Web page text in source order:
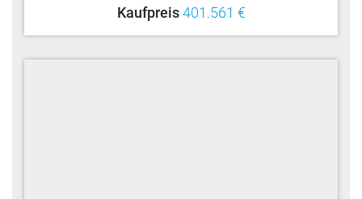
Kaufpreis 401.561 €